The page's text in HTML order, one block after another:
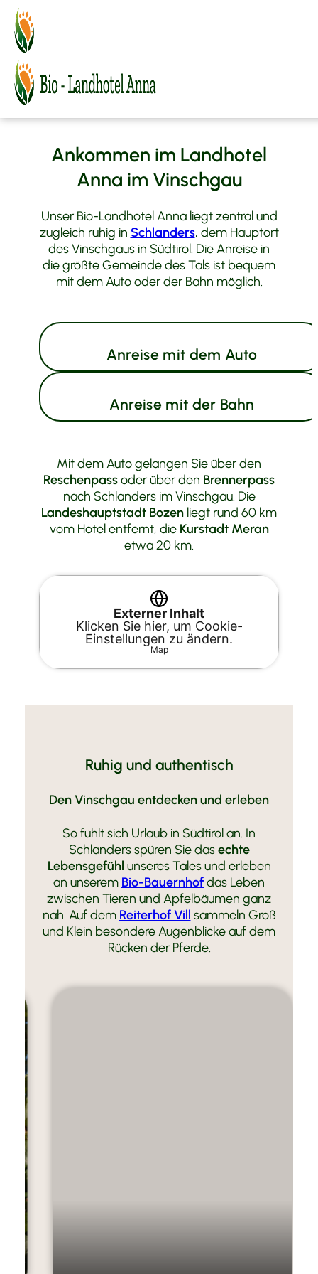
BIO-Landhotel Anna
Ambiente
Zimmer & Angebote
Preise & Buchungsinfos
Anfragen
Buchen
Urlaub im Vinschgau
Aktiv in den 4 Jahreszeiten
Kunst & Kultur
Reiterhof Vill
Moto Fun Anna
BMW Testridecenter
Honda
Tourenvorschläge
Kontakt & Anfahrt
Wetter
Ihre Anreise nach
Ankommen im Landhotel
Anna im Vinschgau
Unser Bio-Landhotel Anna liegt zentral und
zugleich ruhig in Schlanders, dem Hauptort
des Vinschgaus in Südtirol. Die Anreise in
die größte Gemeinde des Tals ist bequem
mit dem Auto oder der Bahn möglich.
Anreise mit dem Auto
Anreise mit der Bahn
Mit dem Auto gelangen Sie über den
Reschenpassoder über den Brennerpass
nach Schlanders im Vinschgau. Die
Landeshauptstadt Bozen liegt rund 60 km
vom Hotel entfernt, die Kurstadt Meran
etwa 20 km.
Externer Inhalt
Klicken Sie hier, um Cookie-
Einstellungen zu ändern.
Map
Ruhig und authentisch
Den Vinschgau entdecken und erleben
So fühlt sich Urlaub in Südtirol an. In
Schlanders spüren Sie dasechte
Lebensgefühl unseres Tales und erleben
an unserem Bio-Bauernhofdas Leben
zwischen Tieren und Apfelbäumen ganz
nah. Auf dem Reiterhof Vill sammeln Groß
und Klein besondere Augenblicke auf dem
Rücken der Pferde.